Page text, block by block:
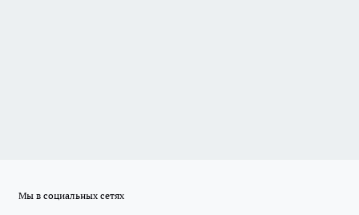
Мы в социальных сетях